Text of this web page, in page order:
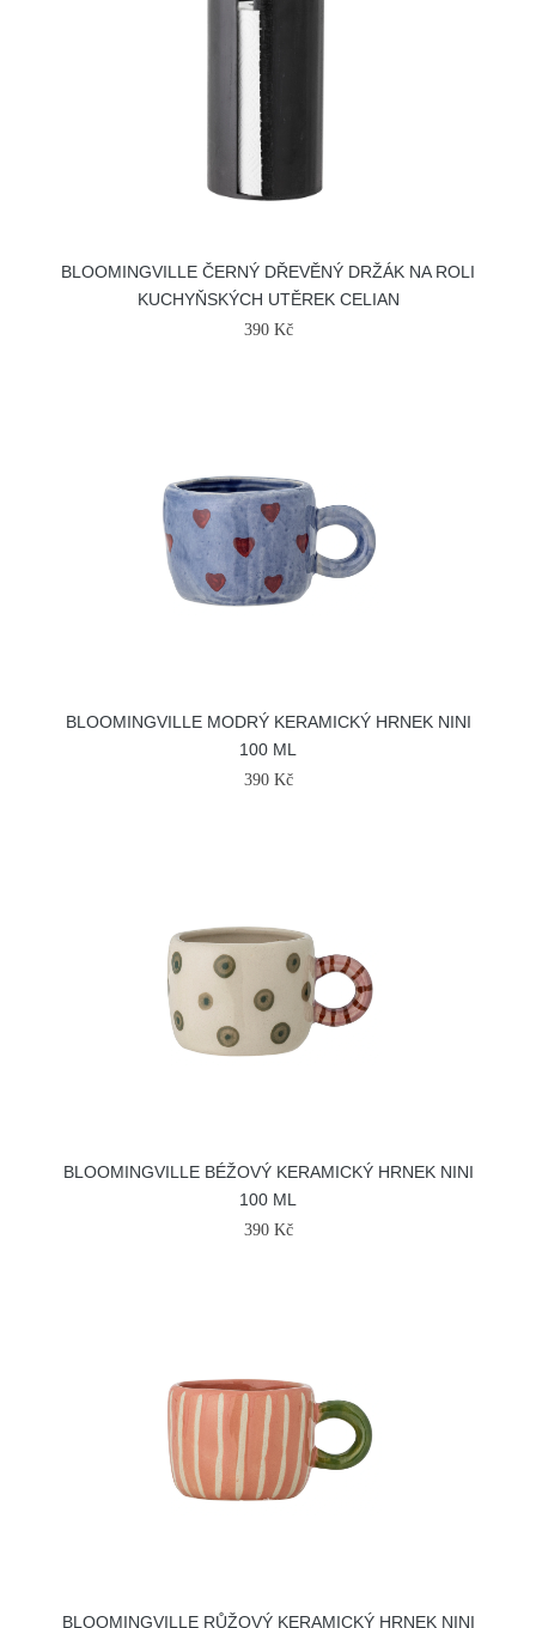
BLOOMINGVILLE ČERNÝ DŘEVĚNÝ DRŽÁK NA ROLI
KUCHYŇSKÝCH UTĚREK CELIAN
390 Kč
BLOOMINGVILLE MODRÝ KERAMICKÝ HRNEK NINI
100 ML
390 Kč
BLOOMINGVILLE BÉŽOVÝ KERAMICKÝ HRNEK NINI
100 ML
390 Kč
BLOOMINGVILLE RŮŽOVÝ KERAMICKÝ HRNEK NINI